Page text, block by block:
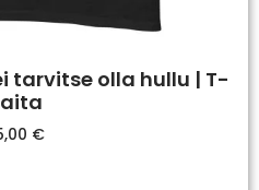
tarvitse olla hullu | T-
€